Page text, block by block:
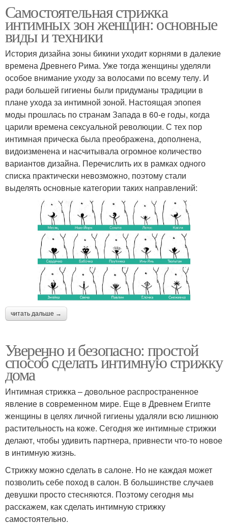
Самостоятельная стрижка
интимных зон женщин: основные
виды и техники
История дизайна зоны бикини уходит корнями в далекие
времена Древнего Рима. Уже тогда женщины уделяли
особое внимание уходу за волосами по всему телу. И
ради большей гигиены были придуманы традиции в
плане ухода за интимной зоной. Настоящая эпопея
моды прошлась по странам Запада в 60-е годы, когда
царили времена сексуальной революции. С тех пор
интимная прическа была преображена, дополнена,
видоизменена и насчитывала огромное количество
вариантов дизайна. Перечислить их в рамках одного
списка практически невозможно, поэтому стали
выделять основные категории таких направлений:
читать дальше →
Уверенно и безопасно: простой
способ сделать интимную стрижку
дома
Интимная стрижка – довольное распространенное
явление в современном мире. Еще в Древнем Египте
женщины в целях личной гигиены удаляли всю лишнюю
растительность на коже. Сегодня же интимные стрижки
делают, чтобы удивить партнера, привнести что-то новое
в интимную жизнь.
Стрижку можно сделать в салоне. Но не каждая может
позволить себе поход в салон. В большинстве случаев
девушки просто стесняются. Поэтому сегодня мы
расскажем, как сделать интимную стрижку
самостоятельно.